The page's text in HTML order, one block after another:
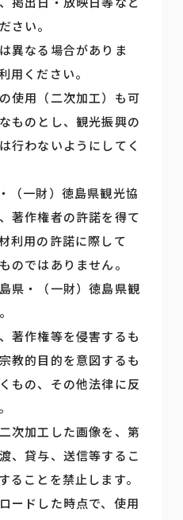
さい。
異なる場合がありま
用ください。
使用（二次加工）も可
ものとし、観光振興の
行わないようにしてく
（一財）徳島県観光協
著作権者の許諾を得て
利用の許諾に際して
のではありません。
県・（一財）徳島県観
著作権等を侵害するも
教的目的を意図するも
もの、その他法律に反
次加工した画像を、第
、貸与、送信等するこ
ることを禁止します。
ードした時点で、使用